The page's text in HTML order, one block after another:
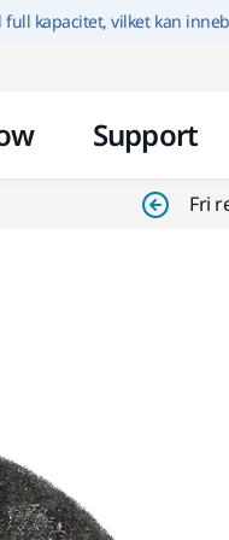
kapacitet, vilket kan
Support
Fri